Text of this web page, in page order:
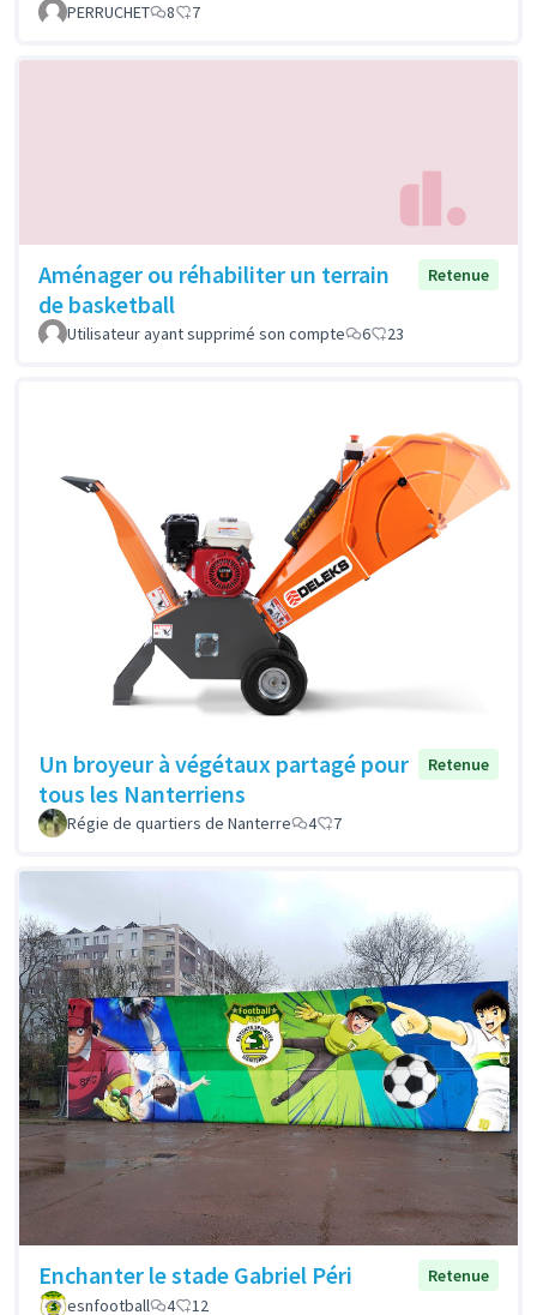
PERRUCHET 8 7
Aménager ou réhabiliter un terrain
de basketball
Retenue
Utilisateur ayant supprimé son compte 6 23
Un broyeur à végétaux partagé pour
tous les Nanterriens
Retenue
Régie de quartiers de Nanterre 4 7
Enchanter le stade Gabriel Péri
Retenue
esnfootball
4 12